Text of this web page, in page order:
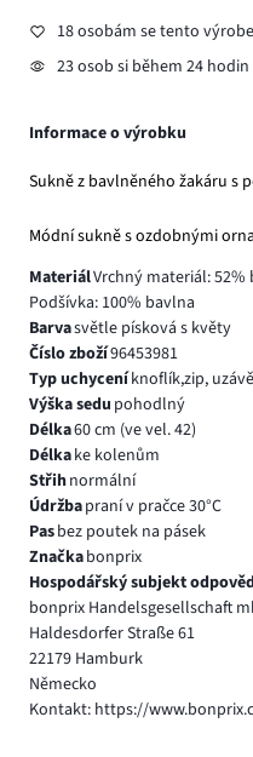
18 osobám se tento
23 osob si během 24
Informace o výrobku
Sukně z bavlněného žakáru s
Módní sukně s ozdobnými
MateriálVrchný materiál: 52%
Podšívka: 100% bavlna
Barvasvětle písková s květy
Číslo zboží96453981
Typ uchyceníknoflík,zip,
Výška sedu pohodlný
Délka60 cm (ve vel. 42)
Délkake kolenům
Střihnormální
Údržbapraní v pračce 30°C
Pasbez poutek na pásek
Značkabonprix
Hospodářský subjekt
bonprix Handelsgesellschaft
Haldesdorfer Straße 61
22179 Hamburk
Německo
Kontakt: https://